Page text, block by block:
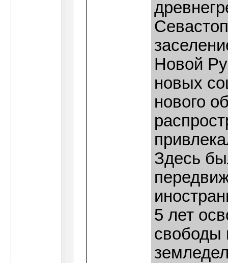
Новой
новых
нового
Здесь
5 лет
свободы